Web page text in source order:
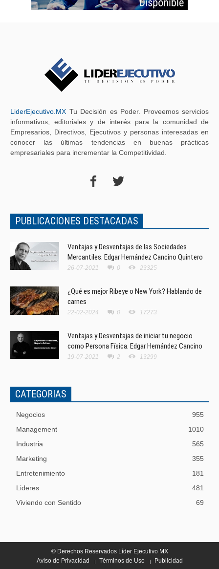
LiderEjecutivo.MX Tu Decisión es Poder. Proveemos servicios
informativos, editoriales y de interés para la comunidad de
Empresarios, Directivos, Ejecutivos y personas interesadas en
conocer las últimas tendencias en buenas prácticas
empresariales para incrementar la Competitividad.
PUBLICACIONES DESTACADAS
Ventajas y Desventajas de las Sociedades
Mercantiles. Edgar Hernández Cancino Quintero
26-07-2021 0 23325
¿Qué es mejor Ribeye o New York? Hablando de
carnes
22-02-2024 0 17273
Ventajas y Desventajas de iniciar tu negocio
como Persona Física. Edgar Hernández Cancino
19-07-2021 2 13299
CATEGORIAS
Negocios
955
Management
1010
Industria
565
Marketing
355
Entretenimiento
181
Lideres
481
Viviendo con Sentido
69
© Derechos Reservados Líder Ejecutivo MX
Aviso de Privacidad
Términos de Uso Publicidad